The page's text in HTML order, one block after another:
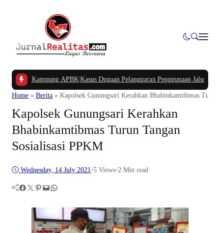
Kampung APBK |Kasus Dugaan Pelanggaran Penggunaan Jalur Utilitas
Home » Berita » Kapolsek Gunungsari Kerahkan Bhabinkamtibmas
Kapolsek Gunungsari Kerahkan
Bhabinkamtibmas Turun Tangan
Sosialisasi PPKM
Wednesday, 14 July 2021•5 Views•2 Min read
Facebook Twitter Pinterest Mail WhatsApp